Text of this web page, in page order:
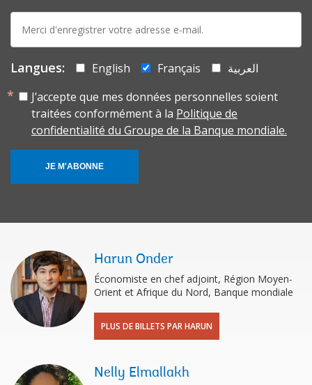
mail:
Langues: English Français
العربية
J’accepte que mes données personnelles soient
traitées conformément à la Politique de
confidentialité du Groupe de la Banque mondiale.
JE M'ABONNE
Harun Onder
Économiste en chef adjoint, Région Moyen-
Orient et Afrique du Nord, Banque mondiale
PLUS DE BILLETS PAR HARUN
Nelly Elmallakh